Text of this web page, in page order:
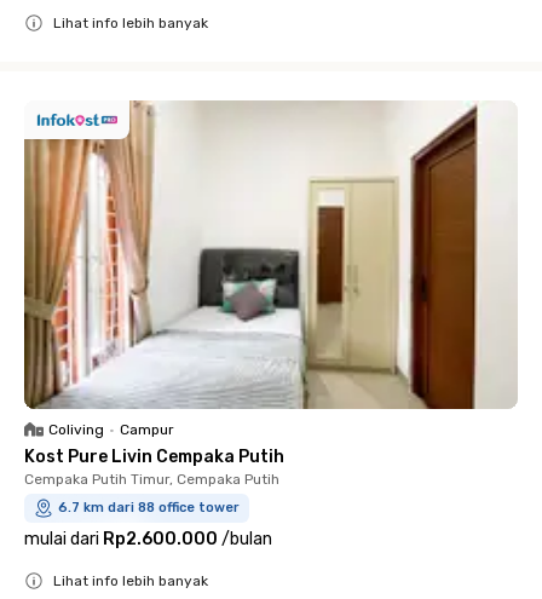
Lihat info lebih banyak
Coliving • Campur
Kost Pure Livin Cempaka Putih
Cempaka Putih Timur, Cempaka Putih
6.7 km dari 88 office tower
mulai dari Rp2.600.000 /bulan
Lihat info lebih banyak